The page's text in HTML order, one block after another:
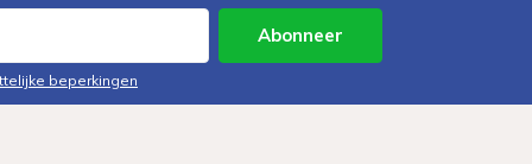
Abonneer
beperkingen